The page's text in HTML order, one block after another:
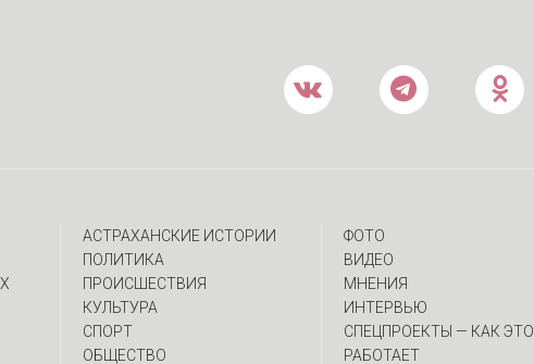
АСТРАХАНСКИЕ ИСТОРИИ
ПОЛИТИКА
ПРОИСШЕСТВИЯ
КУЛЬТУРА
СПОРТ
ОБЩЕСТВО
ФОТО
ВИДЕО
МНЕНИЯ
ИНТЕРВЬЮ
CПЕЦПРОЕКТЫ — КАК ЭТО
РАБОТАЕТ